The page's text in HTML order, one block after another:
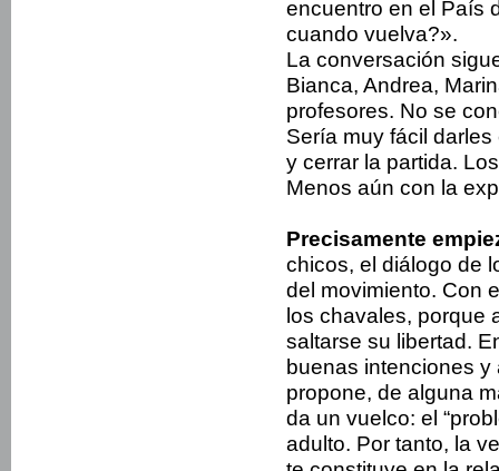
encuentro en el País
cuando vuelva?».
La conversación
Bianca, Andrea,
profesores. No se
Sería muy fácil
y cerrar la partida.
Menos aún con la
Precisamente
chicos, el diálogo de
del movimiento. Con
los chavales, porque
saltarse su libertad.
buenas intenciones
propone, de alguna
da un vuelco: el
adulto. Por tanto, la